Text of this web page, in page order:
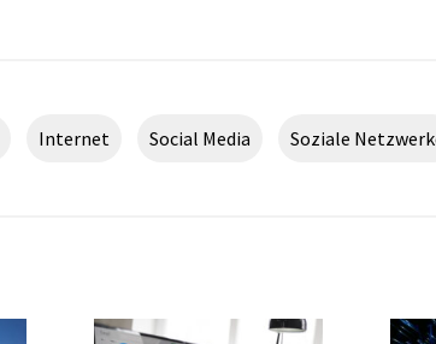
Internet Social Media Soziale